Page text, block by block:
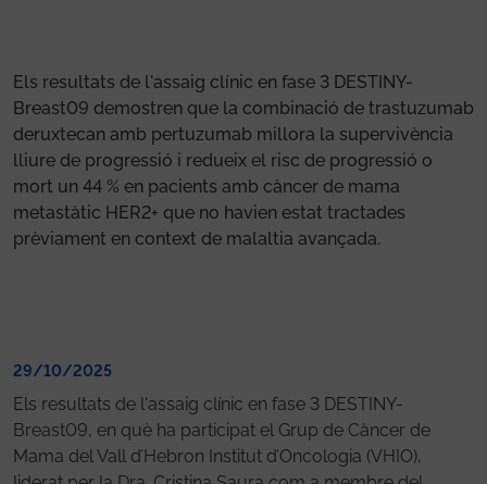
Els resultats de l'assaig clínic en fase 3 DESTINY-
Breast09 demostren que la combinació de trastuzumab
deruxtecan amb pertuzumab millora la supervivència
lliure de progressió i redueix el risc de progressió o
mort un 44 % en pacients amb càncer de mama
metastàtic HER2+ que no havien estat tractades
prèviament en context de malaltia avançada.
29/10/2025
Els resultats de l'assaig clínic en fase 3 DESTINY-
Breast09, en què ha participat el Grup de Càncer de
Mama del Vall d’Hebron Institut d’Oncologia (VHIO),